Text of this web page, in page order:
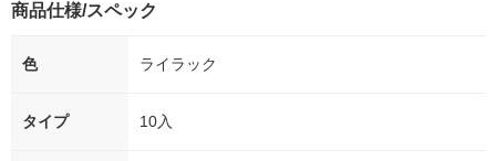
商品仕様/スペック
色 ライラック
タイプ 10入